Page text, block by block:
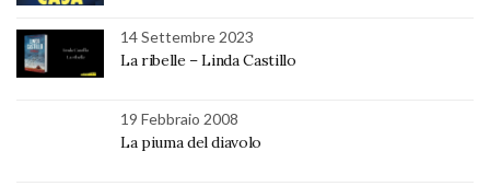
14 Settembre 2023
La ribelle – Linda Castillo
19 Febbraio 2008
La piuma del diavolo